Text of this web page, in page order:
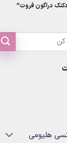
دراگون فروت”
هلیومی